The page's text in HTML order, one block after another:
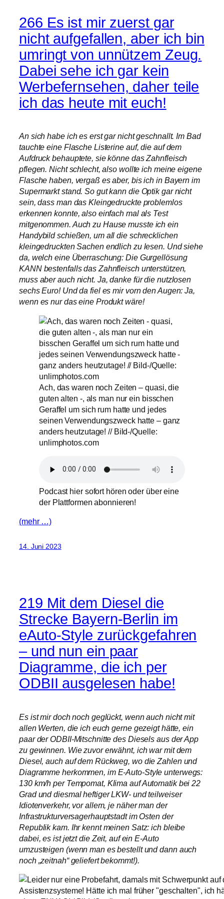
266 Es ist mir zuerst gar
nicht aufgefallen, aber ich bin
umringt von unnützem Zeug.
Dabei sehe ich gar kein
Werbefernsehen, daher teile
ich das heute mit euch!
An sich habe ich es erst gar nicht geschnallt. Im Bad
tauchte eine Flasche Listerine auf, die auf dem
Aufdruck behauptete, sie könne das Zahnfleisch
pflegen. Nicht schlecht, also wollte ich meine eigene
Flasche haben, vergaß es aber, bis ich in Bayern im
Supermarkt stand. So gut kann die Optik gar nicht
sein, dass man das Kleingedruckte problemlos
erkennen konnte, also einfach mal als Test
mitgenommen. Auch zu Hause musste ich ein
Handybild schießen, um all die schrecklichen
kleingedruckten Sachen endlich zu lesen. Und siehe
da, welch eine Überraschung: Die Gurgellösung
KANN bestenfalls das Zahnfleisch unterstützen,
muss aber auch nicht. Ja, danke für die nutzlosen
sechs Euro! Und da fiel es mir vorn den Augen: Ja,
wenn es nur das eine Produkt wäre!
Ach, das waren noch Zeiten – quasi, die
guten alten -, als man nur ein bisschen
Geraffel um sich rum hatte und jedes
seinen Verwendungszweck hatte – ganz
anders heutzutage! // Bild-/Quelle:
unlimphotos.com
Podcast hier sofort hören oder über eine
der Plattformen abonnieren!
(mehr …)
14. Juni 2023
219 Mit dem Diesel die
Strecke Bayern-Berlin im
eAuto-Style zurückgefahren
– und nun ein paar
Diagramme, die ich per
ODBII ausgelesen habe!
Es ist mir doch noch geglückt, wenn auch nicht mit
allen Werten, die ich euch gerne gezeigt hätte, ein
paar der ODBII-Mitschnitte des Diesels aus der App
zu gewinnen. Wie zuvor erwähnt, ich war mit dem
Diesel, auch auf dem Rückweg, wo die Zahlen und
Diagramme herkommen, im E-Auto-Style unterwegs:
130 km/h per Tempomat, Klima auf Automatik bei 22
Grad und diesmal heftiger LKW- und teilweiser
Idiotenverkehr, vor allem, je näher man der
Infrastrukturversagerhauptstadt im Osten der
Republik kam. Ihr kennt meinen Satz: ich bleibe
dabei, es ist jetzt die Zeit, auf ein E-Auto
umzusteigen (wenn man es bestellt und dann auch
noch „zeitnah“ geliefert bekommt!).